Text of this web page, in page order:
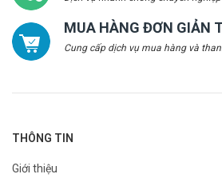
MUA HÀNG ĐƠN GIẢN
Cung cấp dịch vụ mua hàng và
THÔNG TIN
Giới thiệu